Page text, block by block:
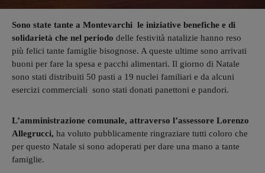
Sono state tante a Montevarchi le iniziative benefiche e di
solidarietà che nel periodo delle festività natalizie hanno reso
più felici tante famiglie bisognose. A queste ultime sono arrivati
buoni per fare la spesa e pacchi alimentari. Il giorno di Natale
sono stati distribuiti 50 pasti a 19 nuclei familiari e da alcuni
esercizi commerciali sono stati donati panettoni e pandori.
L’amministrazione comunale, attraverso l’assessore Lorenzo
Allegrucci, ha voluto pubblicamente ringraziare tutti coloro che
per questo Natale si sono adoperati per dare una mano a tante
famiglie.